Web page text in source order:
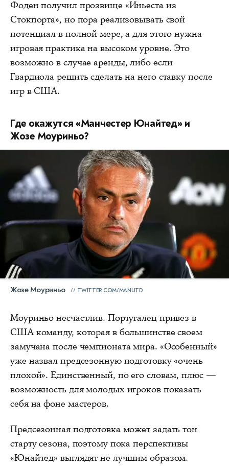
Фоден получил прозвище «Иньеста из
Стокпорта», но пора реализовывать свой
потенциал в полной мере, а для этого нужна
игровая практика на высоком уровне. Это
возможно в случае аренды, либо если
Гвардиола решить сделать на него ставку после
игр в США.
Где окажутся «Манчестер Юнайтед» и
Жозе Моуриньо?
Жозе Моуриньо TWITTER.COM/MANUTD
Моуриньо несчастлив. Португалец привез в
США команду, которая в большинстве своем
замучана после чемпионата мира. «Особенный»
уже назвал предсезонную подготовку «очень
плохой». Единственный, по его словам, плюс —
возможность для молодых игроков показать
себя на фоне мастеров.
Предсезонная подготовка может задать тон
старту сезона, поэтому пока перспективы
«Юнайтед» выглядят не лучшим образом.